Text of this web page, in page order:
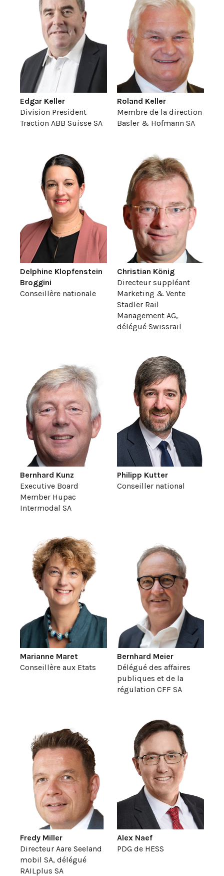
Edgar Keller
Division President
Traction ABB Suisse SA
Roland Keller
Membre de la direction
Basler & Hofmann SA
Delphine Klopfenstein
Broggini
Conseillère nationale
Christian König
Directeur suppléant
Marketing & Vente
Stadler Rail
Management AG,
délégué Swissrail
Bernhard Kunz
Executive Board
Member Hupac
Intermodal SA
Philipp Kutter
Conseiller national
Marianne Maret
Conseillère aux Etats
Bernhard Meier
Délégué des affaires
publiques et de la
régulation CFF SA
Fredy Miller
Directeur Aare Seeland
mobil SA, délégué
RAILplus SA
Alex Naef
PDG de HESS